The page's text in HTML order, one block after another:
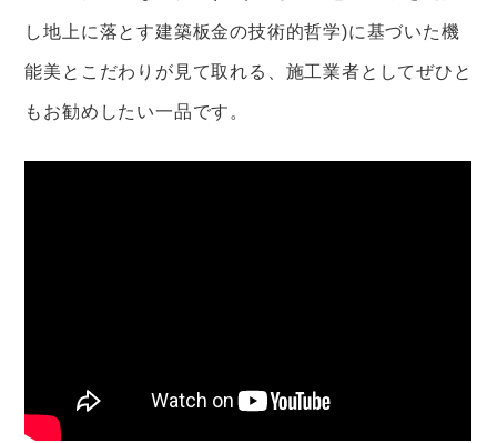
し地上に落とす建築板金の技術的哲学)に基づいた機
能美とこだわりが見て取れる、施工業者としてぜひと
もお勧めしたい一品です。